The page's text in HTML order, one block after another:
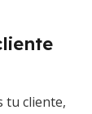
tu cliente,